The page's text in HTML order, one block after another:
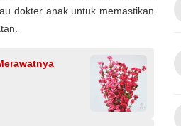
dokter anak untuk memastikan